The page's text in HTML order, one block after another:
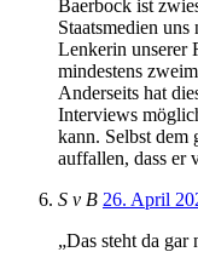
Baerbock ist
Staatsmedien
Lenkerin unserer
mindestens
Anderseits hat
Interviews
kann. Selbst dem
auffallen, dass er
S v B 26. April
„Das steht da gar